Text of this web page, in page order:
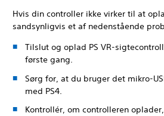
Hvis din controller ikke virker til at
sandsynligvis et af nedenstående
Tilslut og oplad PS VR-
første gang.
Sørg for, at du bruger det mikro-
med PS4.
Kontrollér, om controlleren